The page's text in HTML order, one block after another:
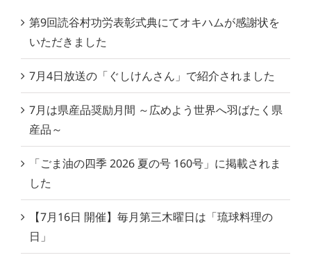
第9回読谷村功労表彰式典にてオキハムが感謝状を
いただきました
7月4日放送の「ぐしけんさん」で紹介されました
7月は県産品奨励月間 ～広めよう世界へ羽ばたく県
産品～
「ごま油の四季 2026 夏の号 160号」に掲載されま
した
【7月16日 開催】毎月第三木曜日は「琉球料理の
日」